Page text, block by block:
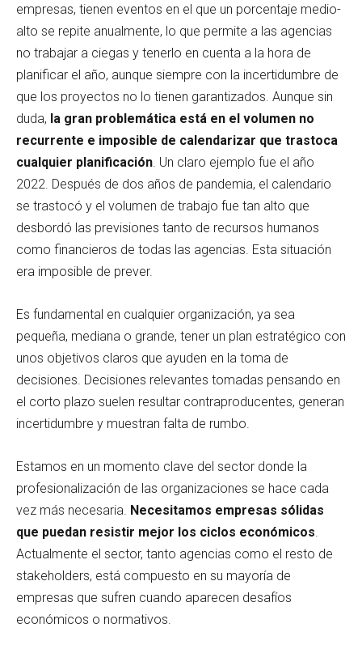
empresas, tienen eventos en el que un porcentaje medio-
alto se repite anualmente, lo que permite a las agencias
no trabajar a ciegas y tenerlo en cuenta a la hora de
planificar el año, aunque siempre con la incertidumbre de
que los proyectos no lo tienen garantizados. Aunque sin
duda, la gran problemática está en el volumen no
recurrente e imposible de calendarizar que trastoca
cualquier planificación . Un claro ejemplo fue el año
2022. Después de dos años de pandemia, el calendario
se trastocó y el volumen de trabajo fue tan alto que
desbordó las previsiones tanto de recursos humanos
como financieros de todas las agencias. Esta situación
era imposible de prever.
Es fundamental en cualquier organización, ya sea
pequeña, mediana o grande, tener un plan estratégico con
unos objetivos claros que ayuden en la toma de
decisiones. Decisiones relevantes tomadas pensando en
el corto plazo suelen resultar contraproducentes, generan
incertidumbre y muestran falta de rumbo.
Estamos en un momento clave del sector donde la
profesionalización de las organizaciones se hace cada
vez más necesaria. Necesitamos empresas sólidas
que puedan resistir mejor los ciclos económicos
Actualmente el sector, tanto agencias como el resto de
stakeholders, está compuesto en su mayoría de
empresas que sufren cuando aparecen desafíos
económicos o normativos.